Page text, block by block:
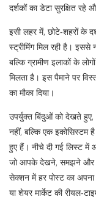
दर्शकों का डेटा सुरक्षित रहे
इसी लहर में, छोटे‑शहरों के
स्ट्रीमिंग मिल रही है।
बल्कि ग्रामीण इलाकों के
मिलता है। इस पैमाने पर
का मौका दिया।
उपर्युक्त बिंदुओं को देखते
नहीं, बल्कि एक इकोसिस्टम
हुए हैं। नीचे दी गई लिस्ट में
जो आपके देखने, समझने और
सेक्शन में हर पोस्ट का
या शेयर मार्केट की